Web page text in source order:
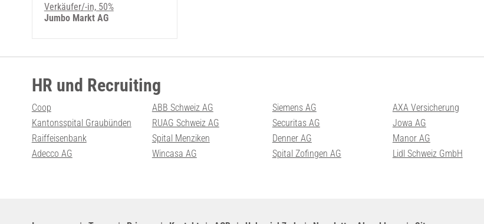
Verkäufer/-in, 50%
Jumbo Markt AG
HR und Recruiting
Coop ABB Schweiz AG Siemens AG AXA Versicherung
Kantonsspital Graubünden
RUAG Schweiz AG Securitas AG Jowa AG
Raiffeisenbank
Spital Menziken Denner AG Manor AG
Adecco AG
Wincasa AG Spital Zofingen AG Lidl Schweiz GmbH